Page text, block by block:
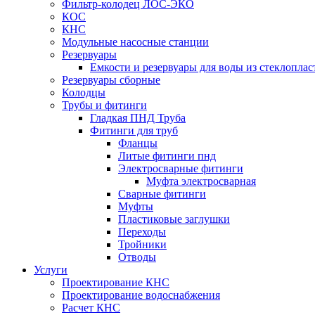
Фильтр-колодец ЛОС-ЭКО
КОС
КНС
Модульные насосные станции
Резервуары
Емкости и резервуары для воды из
Резервуары сборные
Колодцы
Трубы и фитинги
Гладкая ПНД Труба
Фитинги для труб
Фланцы
Литые фитинги пнд
Электросварные фитинги
Муфта электросварная
Сварные фитинги
Муфты
Пластиковые заглушки
Переходы
Тройники
Отводы
Услуги
Проектирование КНС
Проектирование водоснабжения
Расчет КНС